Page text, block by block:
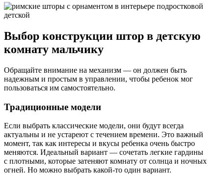
Выбор конструкции штор в детскую
комнату мальчику
Обращайте внимание на механизм — он должен быть
надежным и простым в управлении, чтобы ребенок мог
пользоваться им самостоятельно.
Традиционные модели
Если выбрать классические модели, они будут всегда
актуальны и не устареют с течением времени. Это важный
момент, так как интересы и вкусы ребенка очень быстро
меняются. Идеальный вариант — сочетать легкие гардины
с плотными, которые затеняют комнату от солнца и ночных
огней. Но можно выбрать какой-то один вариант.